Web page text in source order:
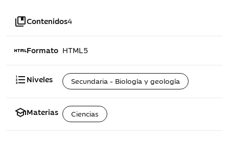
collections_bookmarkContenidos4
htmlFormato HTML5
format_list_numberedNiveles Secundaria - Biología y geología
schoolMaterias Ciencias